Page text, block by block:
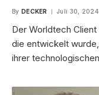
By DECKER Juli 30, 2024
Der Worldtech
die entwickelt
ihrer